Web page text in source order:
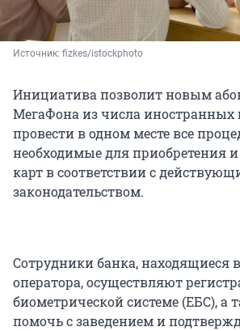
Источник: fizkes/istockphoto
Инициатива позволит новым
МегаФона из числа иностранных
провести в одном месте все
необходимые для приобретения
карт в соответствии с
законодательством.
Сотрудники банка, находящиеся
оператора, осуществляют
биометрической системе (ЕБС), а
помочь с заведением и